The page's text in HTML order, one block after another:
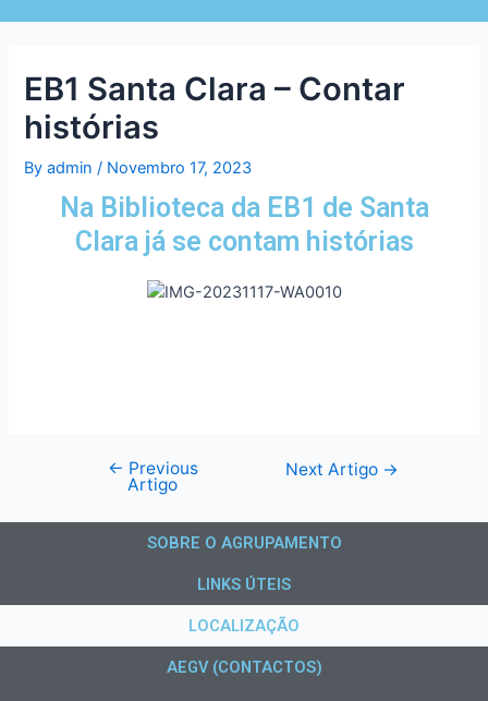
EB1 Santa Clara – Contar
histórias
Byadmin/ Novembro 17, 2023
Na Biblioteca da EB1 de Santa
Clara já se contam histórias
← Previous
Artigo
Next Artigo →
SOBRE O AGRUPAMENTO
LINKS ÚTEIS
LOCALIZAÇÃO
AEGV (CONTACTOS)